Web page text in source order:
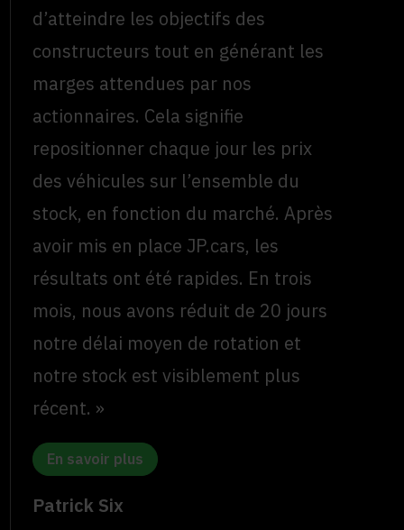
d’atteindre les objectifs des
constructeurs tout en générant les
marges attendues par nos
actionnaires. Cela signifie
repositionner chaque jour les prix
des véhicules sur l’ensemble du
stock, en fonction du marché. Après
avoir mis en place JP.cars, les
résultats ont été rapides. En trois
mois, nous avons réduit de 20 jours
notre délai moyen de rotation et
notre stock est visiblement plus
récent. »
En savoir plus
Patrick Six